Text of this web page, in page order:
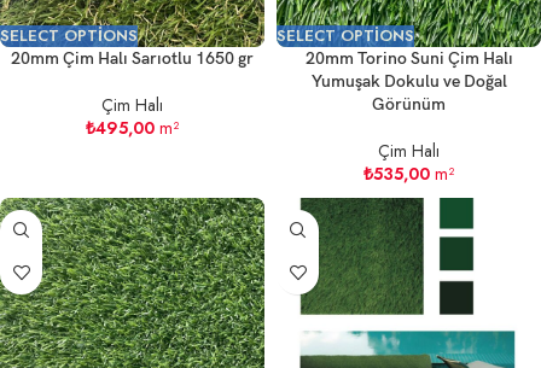
SELECT OPTIONS
20mm Çim Halı Sarıotlu 1650 gr
Çim Halı
₺495,00 m²
SELECT OPTIONS
20mm Torino Suni Çim Halı
Yumuşak Dokulu ve Doğal
Görünüm
Çim Halı
₺535,00 m²